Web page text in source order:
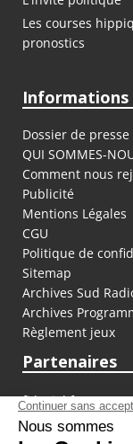
Les courses
pronostics
Informations
Dossier de presse
QUI SOMMES-
Comment nous
Publicité
Mentions Légales
CGU
Politique de
Sitemap
Archives Sud
Archives
Règlement jeux
Partenaires
fiducial.fr
lyoncapitale.fr